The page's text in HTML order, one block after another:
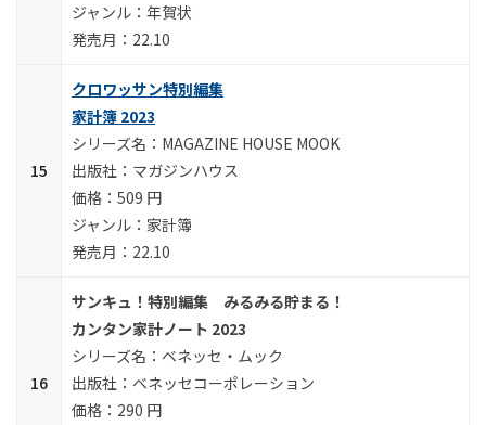
年賀状
22.10
クロワッサン特別編集
家計簿 2023
MAGAZINE HOUSE MOOK
マガジンハウス
509 円
家計簿
22.10
サンキュ！特別編集 みるみる貯まる！
カンタン家計ノート 2023
ベネッセ・ムック
ベネッセコーポレーション
290 円